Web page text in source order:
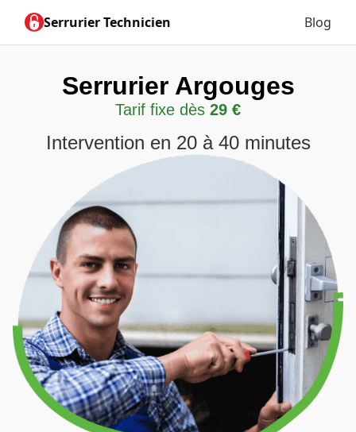
Serrurier Technicien Blog
Serrurier Argouges
Tarif fixe dès 29 €
Intervention en 20 à 40 minutes